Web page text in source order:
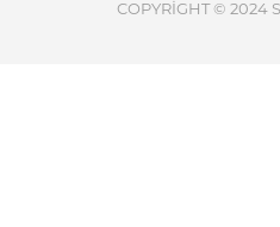
COPYRIGHT © 2024